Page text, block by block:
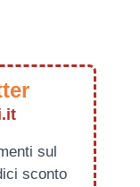
sul
sconto